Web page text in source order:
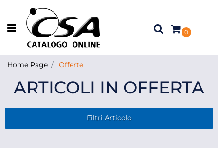
Open menu
0
Home Page Offerte
ARTICOLI IN OFFERTA
Filtri Articolo